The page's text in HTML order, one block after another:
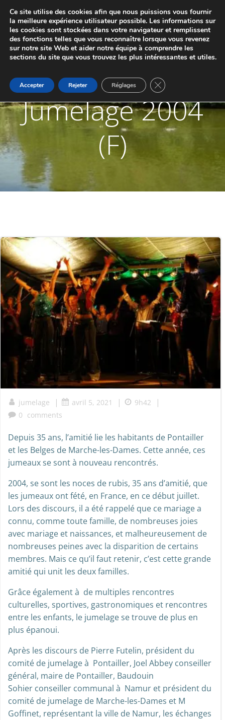
au
contenu
JUMELAGE DE MARCHE-LES-DAMES ET
PONTAILLER-SUR-SAÔNE
Jumelage 2004
(F)
jumelage | avril 5, 2021 | 9h42 |
0 comments
Depuis 35 ans, l’amitié lie les habitants de Pontailler
et les Belges de Marche-les-Dames. Cette année, ces
jumeaux se sont à nouveau rencontrés.
2004, se sont les noces de rubis, 35 ans d’amitié, que
les jumeaux ont fété, en France, en ce début juillet.
Lors des discours, il a été rappelé que ce mariage a
connu, comme toute famille, de nombreuses joies
avec mariage et naissances, et malheureusement de
nombreuses peines avec la disparition de certains
membres. Mais ce qu’il faut retenir, c’est cette grande
amitié qui unit les deux familles.
Grâce également à de multiples rencontres
culturelles, sportives, gastronomiques et rencontres
entre les enfants, le jumelage se trouve de plus en
plus épanoui.
Après les discours de Pierre Futelin, président du
comité de jumelage à Pontailler, Joel Abbey conseiller
général, maire de Pontailler, Baudouin
Sohier conseiller communal à Namur et président du
comité de jumelage de Marche-les-Dames et M
Goffinet, représentant la ville de Namur, les échanges
Ce site utilise des cookies afin que nous puissions vous fournir
la meilleure expérience utilisateur possible. Les informations sur
les cookies sont stockées dans votre navigateur et remplissent
des fonctions telles que vous reconnaître lorsque vous revenez
sur notre site Web et aider notre équipe à comprendre les
sections du site que vous trouvez les plus intéressantes et utiles.
Accepter Rejeter Réglages Fermer la bannière